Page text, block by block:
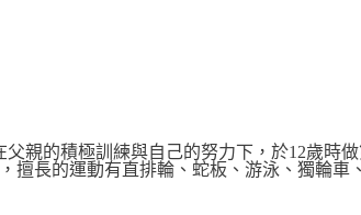
親的積極訓練與自己的努力下，於12歲時做
擅長的運動有直排輪、蛇板、游泳、獨輪